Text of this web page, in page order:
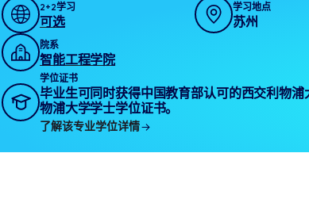
2+2学习
可选
学习地点
苏州
院系
智能工程学院
学位证书
毕业生可同时获得中国教育部认可的西交利物
物浦大学学士学位证书。
了解该专业学位详情